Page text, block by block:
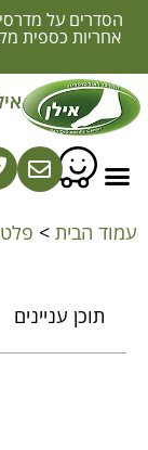
הסדרים על
אחריות כספית
עמוד הבית>
תוכן עניינים